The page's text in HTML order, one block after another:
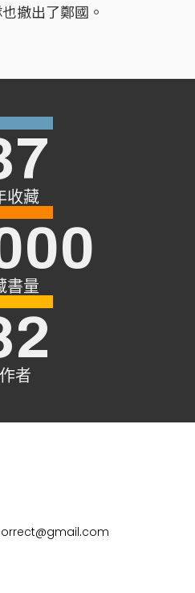
撤出了鄭國。
收藏
書量
作者